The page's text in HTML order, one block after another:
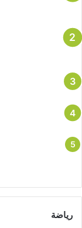
رياضة